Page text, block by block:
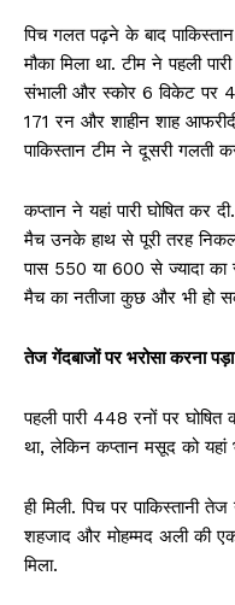
पिच गलत पढ़ने के बाद
मौका मिला था. टीम ने पहली
संभाली और स्कोर 6 विकेट पर
171 रन और शाहीन शाह
पाकिस्तान टीम ने दूसरी गलती
कप्तान ने यहां पारी घोषित कर
मैच उनके हाथ से पूरी तरह
पास 550 या 600 से ज्यादा का
मैच का नतीजा कुछ और भी हो
तेज गेंदबाजों पर भरोसा करना पड़ा
पहली पारी 448 रनों पर
था, लेकिन कप्तान मसूद को यहां
ही मिली. पिच पर पाकिस्तानी
शहजाद और मोहम्मद अली की एक
मिला.